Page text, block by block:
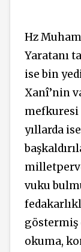
Hz
Yaratanı
ise bin
Xanî’nin
mefkuresi
yıllarda
vuku
göstermiş
okuma,